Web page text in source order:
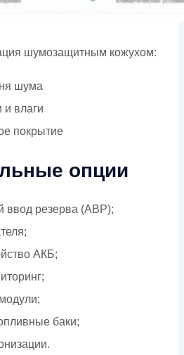
шумозащитным кожухом:
шума
и влаги
покрытие
опции
ввод резерва (АВР);
АКБ;
баки;